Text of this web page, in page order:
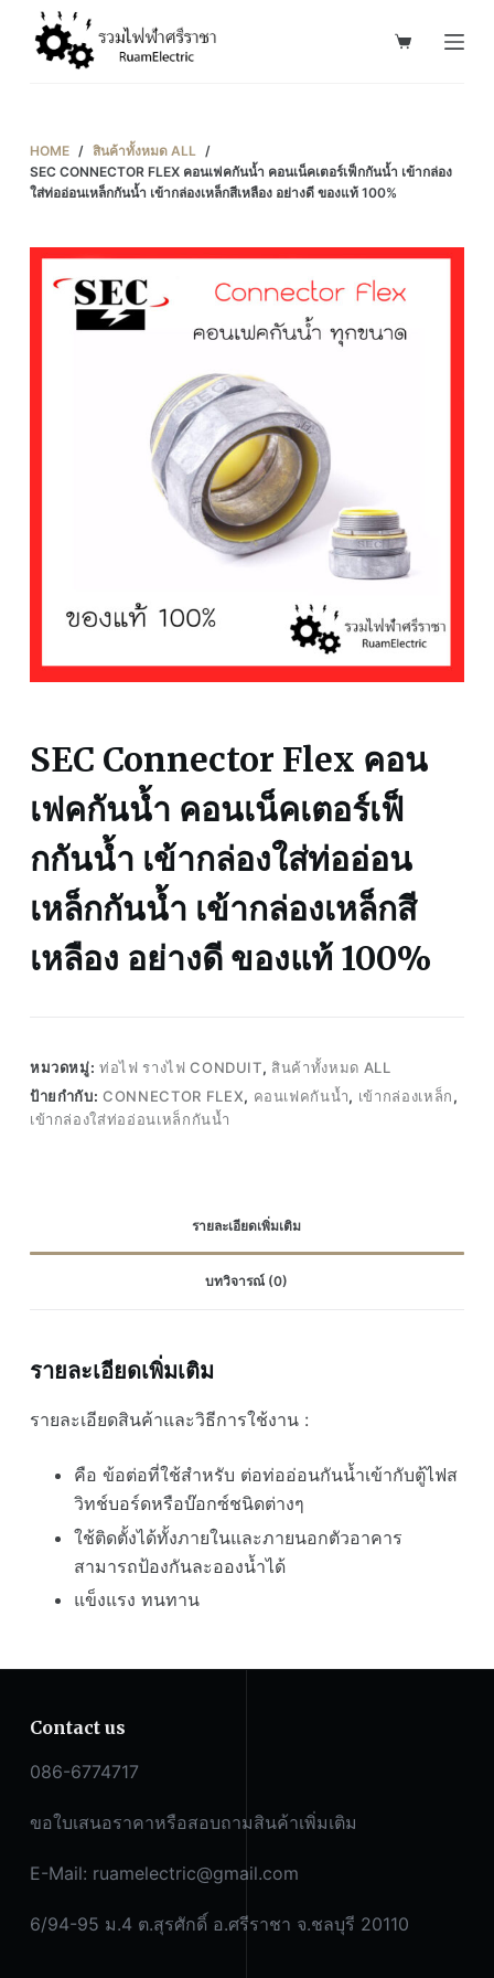
o
HOME / สินค้าทั้งหมด ALL /
SEC CONNECTOR FLEX คอนเฟคกันน้ำ คอนเน็คเตอร์เฟ็กกันน้ำ เข้ากล่อง
ใส่ท่ออ่อนเหล็กกันน้ำ เข้ากล่องเหล็กสีเหลือง อย่างดี ของแท้ 100%
SEC Connector Flex คอน
เฟคกันน้ำ คอนเน็คเตอร์เฟ็
กกันน้ำ เข้ากล่องใส่ท่ออ่อน
เหล็กกันน้ำ เข้ากล่องเหล็กสี
เหลือง อย่างดี ของแท้ 100%
หมวดหมู่:ท่อไฟ รางไฟ CONDUIT, สินค้าทั้งหมด ALL
ป้ายกำกับ:CONNECTOR FLEX, คอนเฟคกันน้ำ, เข้ากล่องเหล็ก,
เข้ากล่องใส่ท่ออ่อนเหล็กกันน้ำ
รายละเอียดเพิ่มเติม
บทวิจารณ์ (0)
รายละเอียดเพิ่มเติม
รายละเอียดสินค้าและวิธีการใช้งาน :
คือ ข้อต่อที่ใช้สำหรับ ต่อท่ออ่อนกันน้ำเข้ากับตู้ไฟส
วิทช์บอร์ดหรือบ๊อกซ์ชนิดต่างๆ
ใช้ติดตั้งได้ทั้งภายในและภายนอกตัวอาคาร
สามารถป้องกันละอองน้ำได้
แข็งแรง ทนทาน
Contact us
086-6774717
ขอใบเสนอราคาหรือสอบถามสินค้าเพิ่มเติม
E-Mail: ruamelectric@gmail.com
6/94-95 ม.4 ต.สุรศักดิ์ อ.ศรีราชา จ.ชลบุรี 20110